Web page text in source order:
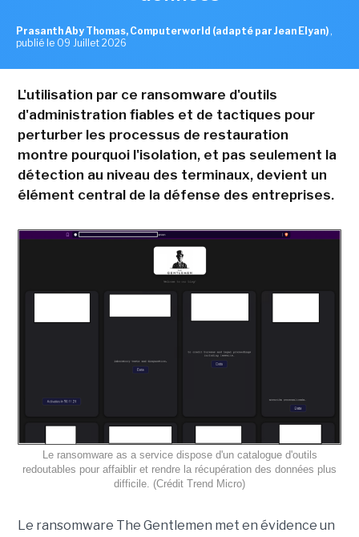
Prasanth Aby Thomas, Computerworld (adapté par Jean Elyan) ,
publié le 09 Juillet 2026
L'utilisation par ce ransomware d'outils
d'administration fiables et de tactiques pour
perturber les processus de restauration
montre pourquoi l'isolation, et pas seulement la
détection au niveau des terminaux, devient un
élément central de la défense des entreprises.
Le ransomware as a service dispose d'un catalogue d'outils
redoutables pour affaiblir et rendre la récupération des données plus
difficile. (Crédit Trend Micro)
Le ransomware The Gentlemen met en évidence un